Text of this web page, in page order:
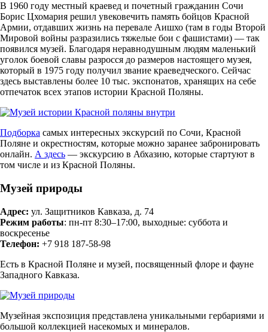
В 1960 году местный краевед и почетный гражданин Сочи
Борис Цхомария решил увековечить память бойцов Красной
Армии, отдавших жизнь на перевале Аишхо (там в годы Второй
Мировой войны разразились тяжелые бои с фашистами) — так
появился музей. Благодаря неравнодушным людям маленький
уголок боевой славы разросся до размеров настоящего музея,
который в 1975 году получил звание краеведческого. Сейчас
здесь выставлены более 10 тыс. экспонатов, хранящих на себе
отпечаток всех этапов истории Красной Поляны.
Подборка самых интересных экскурсий по Сочи, Красной
Поляне и окрестностям, которые можно заранее забронировать
онлайн. А здесь — экскурсию в Абхазию, которые стартуют в
том числе и из Красной Поляны.
Музей природы
Адрес: ул. Защитников Кавказа, д. 74
Режим работы: пн-пт 8:30–17:00, выходные: суббота и
воскресенье
Телефон: +7 918 187‑58-98
Есть в Красной Поляне и музей, посвященный флоре и фауне
Западного Кавказа.
Музейная экспозиция представлена уникальными гербариями и
большой коллекцией насекомых и минералов.